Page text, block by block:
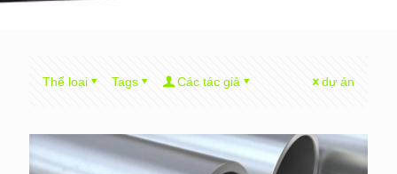
Thể loại Tags Các tác giả dự án